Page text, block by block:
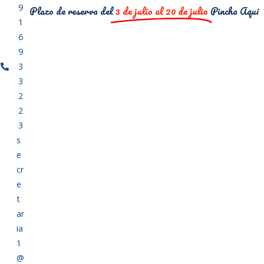
9
1
6
9
3
3
2
2
3
s
e
cr
e
t
ar
ia
1
@
Plazo de reserva del3 de julio al 20 de julio Pincha Aqui